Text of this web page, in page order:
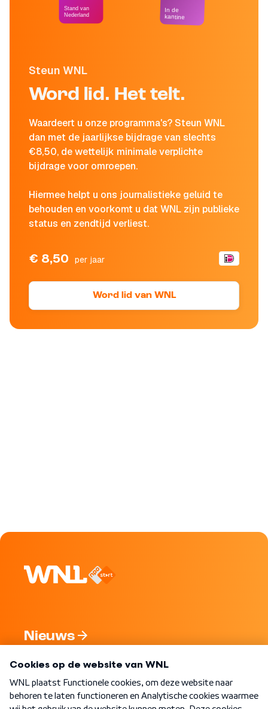
Steun WNL
Word lid. Het telt.
Waardeert u onze programma's? Steun WNL
dan met de jaarlijkse bijdrage van slechts
€8,50, de wettelijk minimale verplichte
bijdrage voor omroepen.
Hiermee helpt u ons journalistieke geluid te
behouden en voorkomt u dat WNL zijn publieke
status en zendtijd verliest.
€ 8,50 per jaar
Word lid van WNL
Stand van
Nederland
In de
kantine
Nieuws
Nieuwsbrief